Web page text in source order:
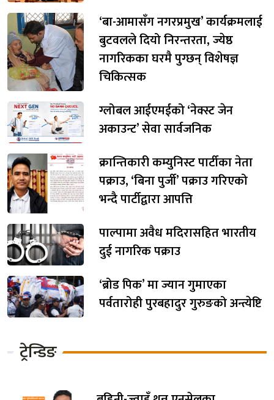
‘बा-आमासँग नगरप्रमुख’ कार्यक्रमलाई
बुटवलले दियो निरन्तरता, ज्येष्ठ
नागरिकका घरमै पुग्छन् विशेषज्ञ
चिकित्सक
ग्लोबल आईएमईको ‘नेक्स्ट जेन
अकाउन्ट’ सेवा सार्वजनिक
क्रान्तिकारी कम्युनिस्ट पार्टीका नेता
पक्राउ, ‘बिना पुर्जी’ पक्राउ गरिएको
भन्दै पार्टीद्वारा आपत्ति
पाल्पामा अवैध मदिरासहित भारतीय
दुई नागरिक पक्राउ
‘ब्रोड पिक’ मा ज्यान गुमाएका
पर्वतारोही पुरबहादुर गुरुङको अन्त्येष्टि
ट्रेन्डिङ